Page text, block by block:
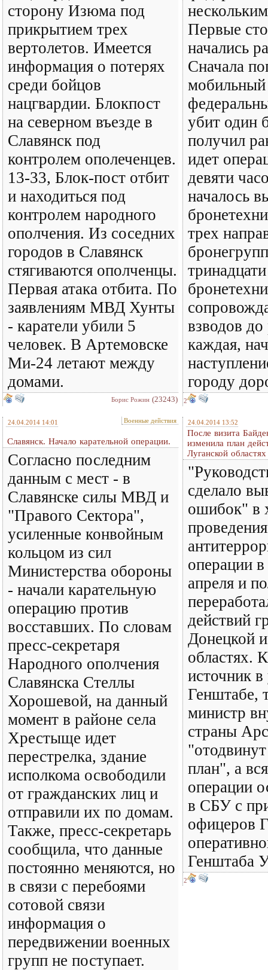
сторону Изюма под
прикрытием трех
вертолетов. Имеется
информация о потерях
среди бойцов
нацгвардии. Блокпост
на северном въезде в
Славянск под
контролем ополеченцев.
13-33, Блок-пост отбит
и находиться под
контролем народного
ополчения. Из соседних
городов в Славянск
стягиваются ополченцы.
Первая атака отбита. По
заявлениям МВД Хунты
- каратели убили 5
человек. В Артемовске
Ми-24 летают между
домами.
Борис Рожин (23243)
Первые
начались
Сначала
мобильный
убит один
получил
идет
девяти
началось
трех
взводов
каждая,
городу
2
24.04.2014 14:01 Военные действия
Славянск. Начало карательной операции.
Согласно последним
данным с мест - в
Славянске силы МВД и
"Правого Сектора",
усиленные конвойным
кольцом из сил
Министерства обороны
- начали карательную
операцию против
восставших. По словам
пресс-секретаря
Народного ополчения
Славянска Стеллы
Хорошевой, на данный
момент в районе села
Хрестыще идет
перестрелка, здание
исполкома освободили
от гражданских лиц и
отправили их по домам.
Также, пресс-секретарь
сообщила, что данные
постоянно меняются, но
в связи с перебоями
сотовой связи
информация о
передвижении военных
групп не поступает.
24.04.2014 13:52
После визита
изменила план
Луганской областях
сделало
ошибок" в
операции
апреля и
действий
Донецкой
областях.
источник
Генштабе,
министр
страны
план", а
операции
в СБУ с
офицеров
Генштаба
2